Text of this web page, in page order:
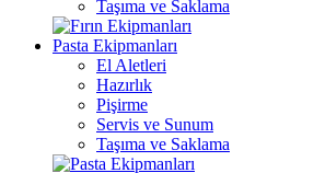
Taşıma ve Saklama
Pasta Ekipmanları
El Aletleri
Hazırlık
Pişirme
Servis ve Sunum
Taşıma ve Saklama